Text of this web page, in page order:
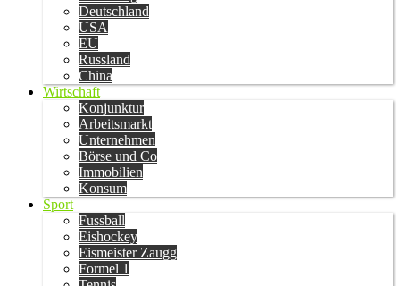
Deutschland
USA
EU
Russland
China
Wirtschaft
Konjunktur
Arbeitsmarkt
Unternehmen
Börse und Co
Immobilien
Konsum
Sport
Fussball
Eishockey
Eismeister Zaugg
Formel 1